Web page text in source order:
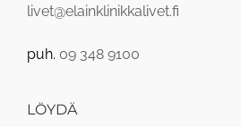
livet@elainklinikkalivet.fi
puh. 09 348 9100
LÖYDÄ